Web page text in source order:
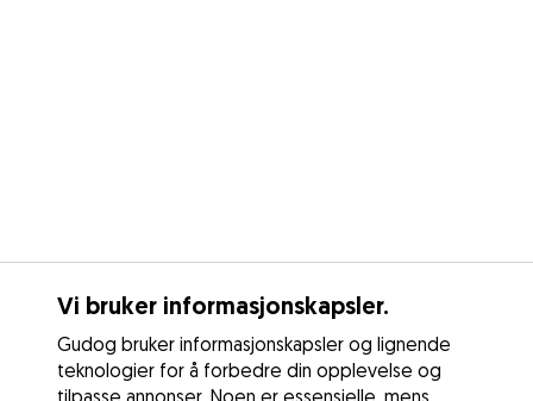
Vi bruker informasjonskapsler.
Gudog bruker informasjonskapsler og lignende
teknologier for å forbedre din opplevelse og
tilpasse annonser. Noen er essensielle, mens